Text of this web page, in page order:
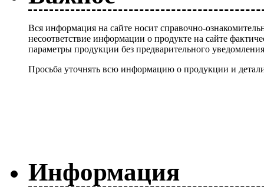
Вся информация на сайте носит справочно-
несоответствие информации о продукте на сайте
параметры продукции без предварительного
Просьба уточнять всю информацию о продукции и
Информация